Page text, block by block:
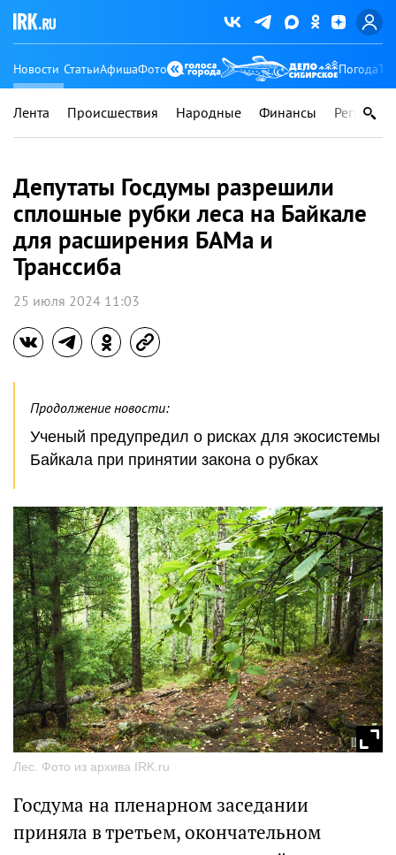
Новости СтатьиАфишаФото Погода
Лента Происшествия Народные Финансы Регионы
Депутаты Госдумы разрешили
сплошные рубки леса на Байкале
для расширения БАМа и
Транссиба
25 июля 2024 11:03
Продолжение новости:
Ученый предупредил о рисках для экосистемы
Байкала при принятии закона о рубках
Лес. Фото из архива IRK.ru
Госдума на пленарном заседании
приняла в третьем, окончательном